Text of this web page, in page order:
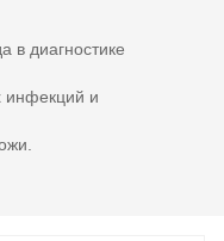
в диагностике
инфекций и